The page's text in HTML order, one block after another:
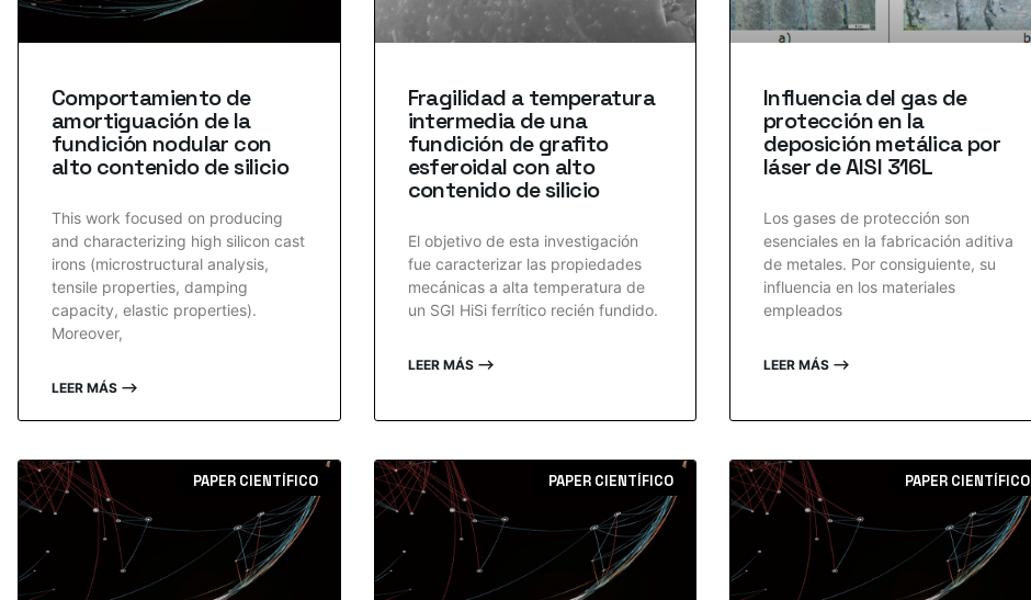
Comportamiento de
amortiguación de la
fundición nodular con
alto contenido de silicio
This work focused on producing
and characterizing high silicon cast
irons (microstructural analysis,
tensile properties, damping
capacity, elastic properties).
Moreover,
LEER MÁS ⟶
Fragilidad a temperatura
intermedia de una
fundición de grafito
esferoidal con alto
contenido de silicio
El objetivo de esta investigación
fue caracterizar las propiedades
mecánicas a alta temperatura de
un SGI HiSi ferrítico recién fundido.
LEER MÁS ⟶
Influencia del gas de
protección en la
deposición metálica por
láser de AISI 316L
Los gases de protección son
esenciales en la fabricación aditiva
de metales. Por consiguiente, su
influencia en los materiales
empleados
LEER MÁS ⟶
PAPER CIENTÍFICO PAPER CIENTÍFICO PAPER CIENTÍFICO